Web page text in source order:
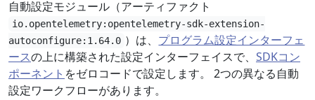
自動設定モジュール（アーティファクト
io.opentelemetry:opentelemetry-sdk-extension-
autoconfigure:1.64.0 ）は、 プログラム設定インターフェ
ースの上に構築された設定インターフェイスで、 SDKコン
ポーネント をゼロコードで設定します。 2つの異なる自動
設定ワークフローがあります。